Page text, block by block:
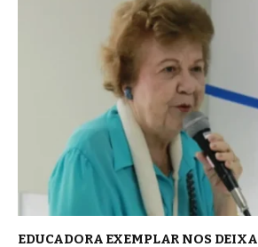
EDUCADORA EXEMPLAR NOS DEIXA